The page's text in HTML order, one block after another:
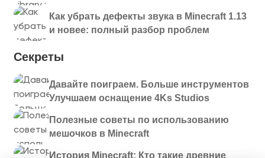
Как убрать дефекты звука в Minecraft 1.13
и новее: полный разбор проблем
Секреты
Давайте поиграем. Больше инструментов
Улучшаем оснащение 4Ks Studios
Полезные советы по использованию
мешочков в Minecraft
История Minecraft: Кто такие древние